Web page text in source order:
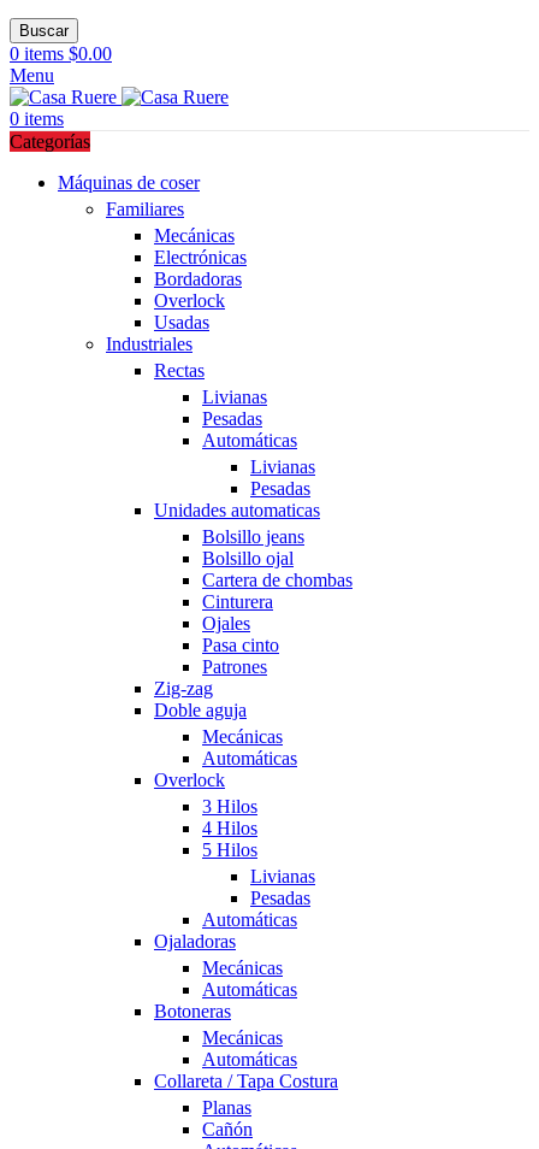
Buscar
0 items $0.00
Menu
0 items
Categorías
Máquinas de coser
Familiares
Mecánicas
Electrónicas
Bordadoras
Overlock
Usadas
Industriales
Rectas
Livianas
Pesadas
Automáticas
Livianas
Pesadas
Unidades automaticas
Bolsillo jeans
Bolsillo ojal
Cartera de chombas
Cinturera
Ojales
Pasa cinto
Patrones
Zig-zag
Doble aguja
Mecánicas
Automáticas
Overlock
3 Hilos
4 Hilos
5 Hilos
Livianas
Pesadas
Automáticas
Ojaladoras
Mecánicas
Automáticas
Botoneras
Mecánicas
Automáticas
Collareta / Tapa Costura
Planas
Cañón